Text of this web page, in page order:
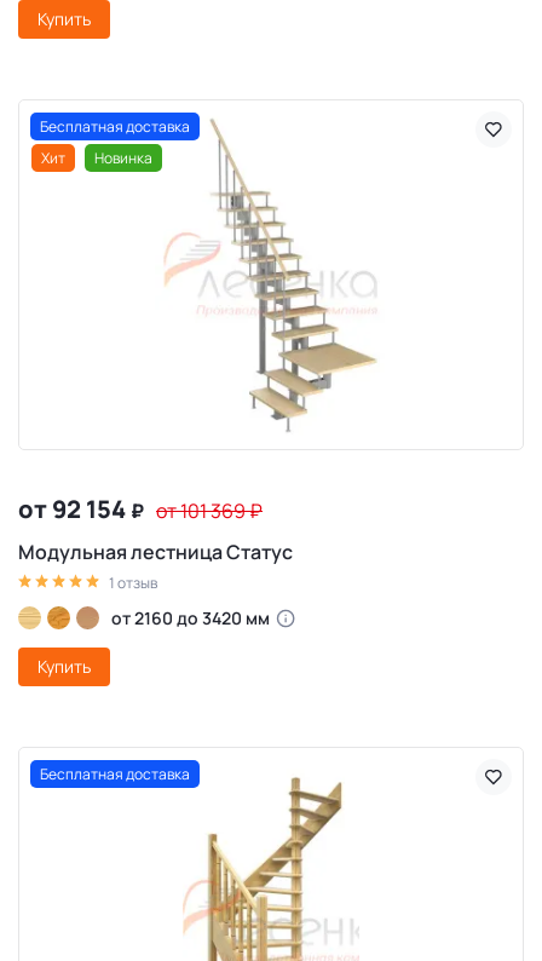
Купить
Бесплатная доставка
Хит
Новинка
от 92 154 ₽ от 101 369₽
Модульная лестница Статус
1 отзыв
от 2160 до 3420 мм
Купить
Бесплатная доставка